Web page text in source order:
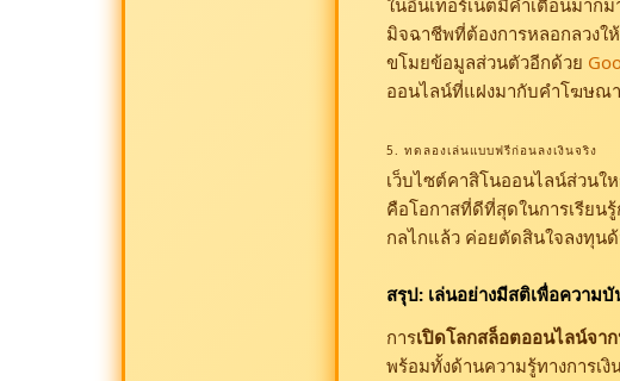
ในอินเทอร์เน็ตมีคำเตือนมาก
มิจฉาชีพที่ต้องการหลอกลวงใ
ขโมยข้อมูลส่วนตัวอีกด้วย
ออนไลน์ที่แฝงมากับคำโฆษณ
5. ทดลองเล่นแบบฟรีก่อนลงเงินจริง
เว็บไซต์คาสิโนออนไลน์ส่วนใ
คือโอกาสที่ดีที่สุดในการเรีย
กลไกแล้ว ค่อยตัดสินใจลงทุนด้
สรุป: เล่นอย่างมีสติเพื่อความบั
การเปิดโลกสล็อตออนไลน์จา
พร้อมทั้งด้านความรู้ทางการเ